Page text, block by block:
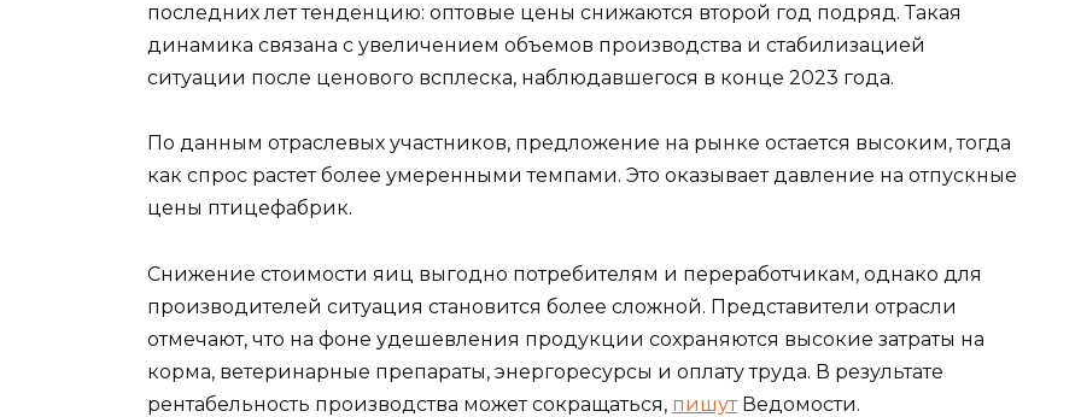
последних лет тенденцию: оптовые цены снижаются второй год подряд. Такая
динамика связана с увеличением объемов производства и стабилизацией
ситуации после ценового всплеска, наблюдавшегося в конце 2023 года.
По данным отраслевых участников, предложение на рынке остается высоким, тогда
как спрос растет более умеренными темпами. Это оказывает давление на отпускные
цены птицефабрик.
Снижение стоимости яиц выгодно потребителям и переработчикам, однако для
производителей ситуация становится более сложной. Представители отрасли
отмечают, что на фоне удешевления продукции сохраняются высокие затраты на
корма, ветеринарные препараты, энергоресурсы и оплату труда. В результате
рентабельность производства может сокращаться, пишутВедомости.